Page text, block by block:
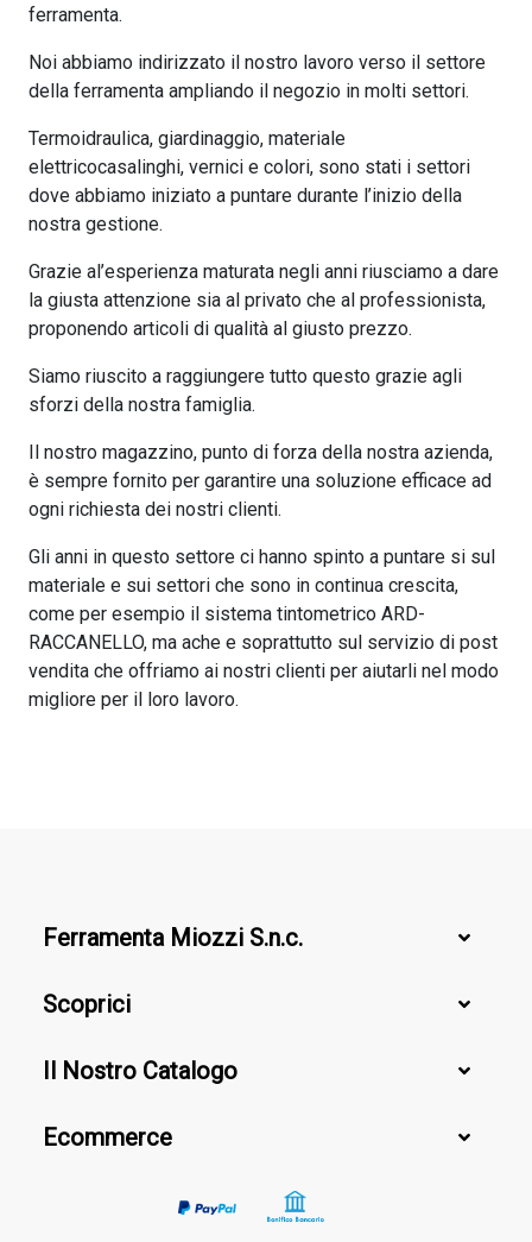
ferramenta.
Noi abbiamo indirizzato il nostro lavoro verso il settore
della ferramenta ampliando il negozio in molti settori.
Termoidraulica, giardinaggio, materiale
elettricocasalinghi, vernici e colori, sono stati i settori
dove abbiamo iniziato a puntare durante l’inizio della
nostra gestione.
Grazie al’esperienza maturata negli anni riusciamo a dare
la giusta attenzione sia al privato che al professionista,
proponendo articoli di qualità al giusto prezzo.
Siamo riuscito a raggiungere tutto questo grazie agli
sforzi della nostra famiglia.
Il nostro magazzino, punto di forza della nostra azienda,
è sempre fornito per garantire una soluzione efficace ad
ogni richiesta dei nostri clienti.
Gli anni in questo settore ci hanno spinto a puntare si sul
materiale e sui settori che sono in continua crescita,
come per esempio il sistema tintometrico ARD-
RACCANELLO, ma ache e soprattutto sul servizio di post
vendita che offriamo ai nostri clienti per aiutarli nel modo
migliore per il loro lavoro.
Ferramenta Miozzi S.n.c.
Scoprici
Il Nostro Catalogo
Ecommerce